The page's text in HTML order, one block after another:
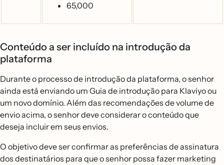
65,000
Conteúdo a ser incluído na introdução da
plataforma
Durante o processo de introdução da plataforma, o senhor
ainda está enviando um Guia de introdução para Klaviyo ou
um novo domínio. Além das recomendações de volume de
envio acima, o senhor deve considerar o conteúdo que
deseja incluir em seus envios.
O objetivo deve ser confirmar as preferências de assinatura
dos destinatários para que o senhor possa fazer marketing